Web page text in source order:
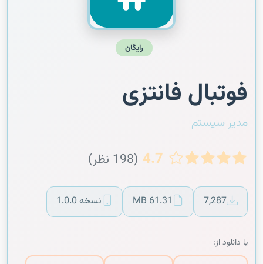
رایگان
فوتبال فانتزی
مدیر سیستم
4.7 (198 نظر)
7,287
61.31 MB نسخه 1.0.0
یا دانلود از: